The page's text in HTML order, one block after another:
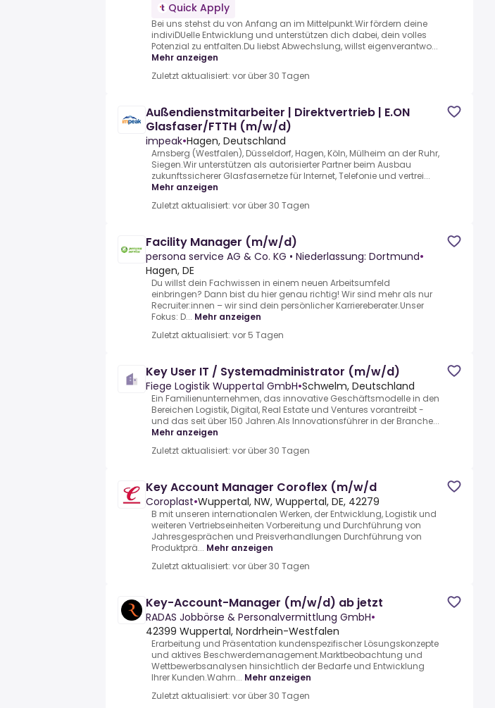
Quick Apply
Bei uns stehst du von Anfang an im Mittelpunkt.Wir fördern deine
indiviDUelle Entwicklung und unterstützen dich dabei, dein volles
Potenzial zu entfalten.Du liebst Abwechslung, willst eigenverantwo...
Mehr anzeigen
Zuletzt aktualisiert: vor über 30 Tagen
Außendienstmitarbeiter | Direktvertrieb | E.ON
Glasfaser/FTTH (m/w/d)
impeak•Hagen, Deutschland
Arnsberg (Westfalen), Düsseldorf, Hagen, Köln, Mülheim an der Ruhr,
Siegen.Wir unterstützen als autorisierter Partner beim Ausbau
zukunftssicherer Glasfasernetze für Internet, Telefonie und vertrei...
Mehr anzeigen
Zuletzt aktualisiert: vor über 30 Tagen
Facility Manager (m/w/d)
persona service AG & Co. KG • Niederlassung: Dortmund•
Hagen, DE
Du willst dein Fachwissen in einem neuen Arbeitsumfeld
einbringen? Dann bist du hier genau richtig! Wir sind mehr als nur
Recruiter:innen – wir sind dein persönlicher Karriereberater.Unser
Fokus: D... Mehr anzeigen
Zuletzt aktualisiert: vor 5 Tagen
Key User IT / Systemadministrator (m/w/d)
Fiege Logistik Wuppertal GmbH•Schwelm, Deutschland
Ein Familienunternehmen, das innovative Geschäftsmodelle in den
Bereichen Logistik, Digital, Real Estate und Ventures vorantreibt -
und das seit über 150 Jahren.Als Innovationsführer in der Branche...
Mehr anzeigen
Zuletzt aktualisiert: vor über 30 Tagen
Key Account Manager Coroflex (m/w/d
Coroplast•Wuppertal, NW, Wuppertal, DE, 42279
B mit unseren internationalen Werken, der Entwicklung, Logistik und
weiteren Vertriebseinheiten Vorbereitung und Durchführung von
Jahresgesprächen und Preisverhandlungen Durchführung von
Produktprä... Mehr anzeigen
Zuletzt aktualisiert: vor über 30 Tagen
Key-Account-Manager (m/w/d) ab jetzt
RADAS Jobbörse & Personalvermittlung GmbH•
42399 Wuppertal, Nordrhein-Westfalen
Erarbeitung und Präsentation kundenspezifischer Lösungskonzepte
und aktives Beschwerdemanagement.Marktbeobachtung und
Wettbewerbsanalysen hinsichtlich der Bedarfe und Entwicklung
Ihrer Kunden.Wahrn... Mehr anzeigen
Zuletzt aktualisiert: vor über 30 Tagen